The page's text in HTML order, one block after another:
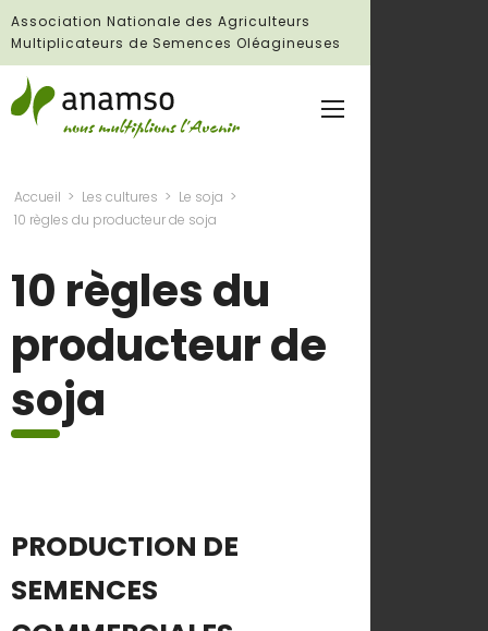
Association Nationale des Agriculteurs
Multiplicateurs de Semences Oléagineuses
Accueil Les cultures
Le soja
10 règles du producteur de soja
10 règles du
producteur de
soja
PRODUCTION DE
SEMENCES